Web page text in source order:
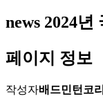
news 2024년
페이지 정보
작성자배드민턴코